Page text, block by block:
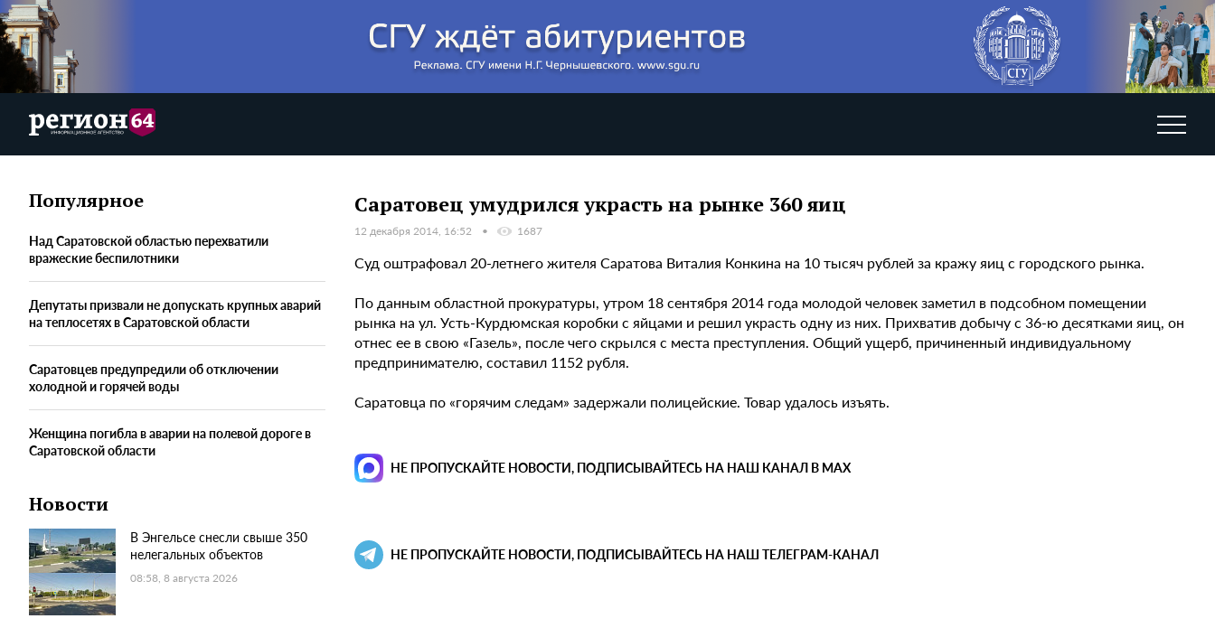
Популярное
Над Саратовской областью перехватили
вражеские беспилотники
Депутаты призвали не допускать крупных аварий
на теплосетях в Саратовской области
Саратовцев предупредили об отключении
холодной и горячей воды
Женщина погибла в аварии на полевой дороге в
Саратовской области
Новости
В Энгельсе снесли свыше 350
нелегальных объектов
08:58, 8 августа 2026
Саратовец умудрился украсть на рынке 360 яиц
12 декабря 2014, 16:52 1687
Суд оштрафовал 20-летнего жителя Саратова Виталия Конкина на 10 тысяч рублей за кражу яиц с городского рынка.
По данным областной прокуратуры, утром 18 сентября 2014 года молодой человек заметил в подсобном помещении
рынка на ул. Усть-Курдюмская коробки с яйцами и решил украсть одну из них. Прихватив добычу с 36-ю десятками яиц, он
отнес ее в свою «Газель», после чего скрылся с места преступления. Общий ущерб, причиненный индивидуальному
предпринимателю, составил 1152 рубля.
Саратовца по «горячим следам» задержали полицейские. Товар удалось изъять.
НЕ ПРОПУСКАЙТЕ НОВОСТИ, ПОДПИСЫВАЙТЕСЬ НА НАШ КАНАЛ В MAX
НЕ ПРОПУСКАЙТЕ НОВОСТИ, ПОДПИСЫВАЙТЕСЬ НА НАШ ТЕЛЕГРАМ-КАНАЛ